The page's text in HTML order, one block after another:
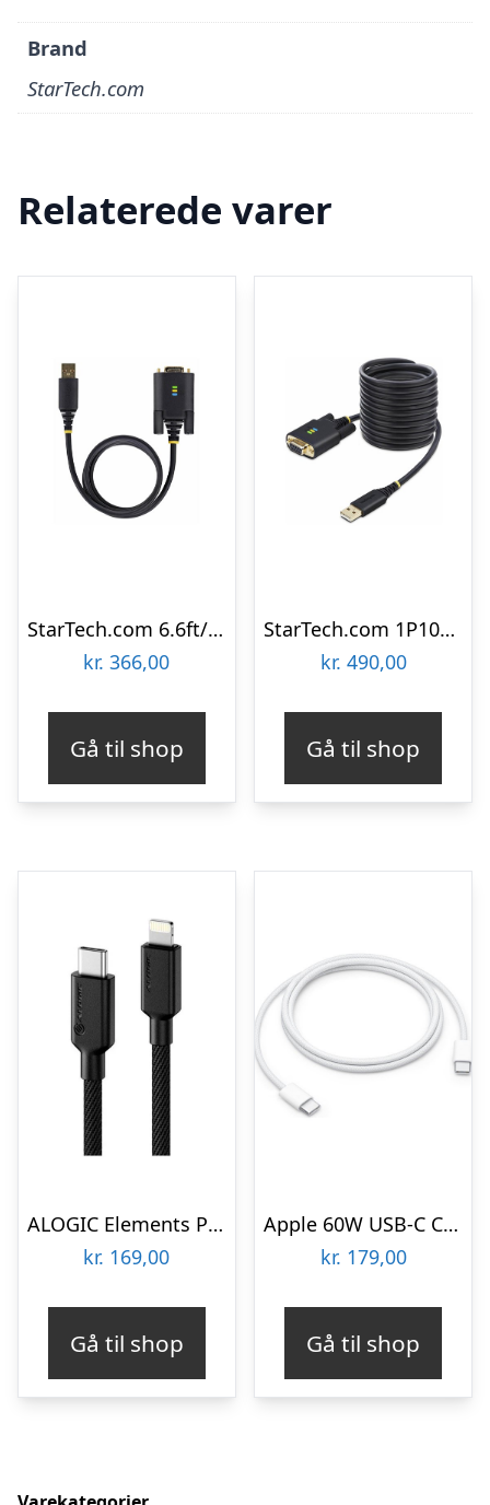
Brand
StarTech.com
Relaterede varer
StarTech.com 6.6ft/2m USB to Null Modem Serial Adapter Cable FTDI RS232 – USB / serial cable – USB to DB-9 – 2 m
kr. 366,00
Gå til shop
StarTech.com 1P10FFCN-USB-SERIAL
kr. 490,00
Gå til shop
ALOGIC Elements PRO USB-C to Lightning cable 1m – Black
kr. 169,00
Gå til shop
Apple 60W USB-C Charge Cable (1m)
kr. 179,00
Gå til shop